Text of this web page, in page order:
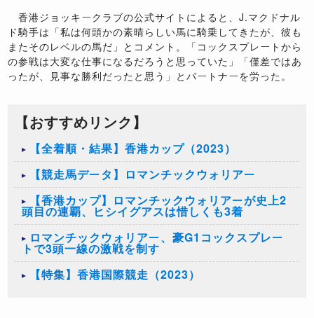
香港ジョッキークラブの公式サイトによると、J.マクドナル
ド騎手は「私は何頭かの素晴らしい馬に騎乗してきたが、彼も
またそのレベルの馬だ」とコメント。「コックスプレートから
の参戦は大変な仕事になるだろうと思っていた」「僅差ではあ
ったが、見事な勝利だったと思う」とパートナーを労った。
【おすすめリンク】
【全着順・結果】香港カップ（2023）
【競走馬データ】ロマンチックウォリアー
【香港カップ】ロマンチックウォリアーが史上2
頭目の連覇、ヒシイグアスは惜しくも3着
ロマンチックウォリアー、豪G1コックスプレー
トで3頭一線の激戦を制す
【特集】香港国際競走（2023）